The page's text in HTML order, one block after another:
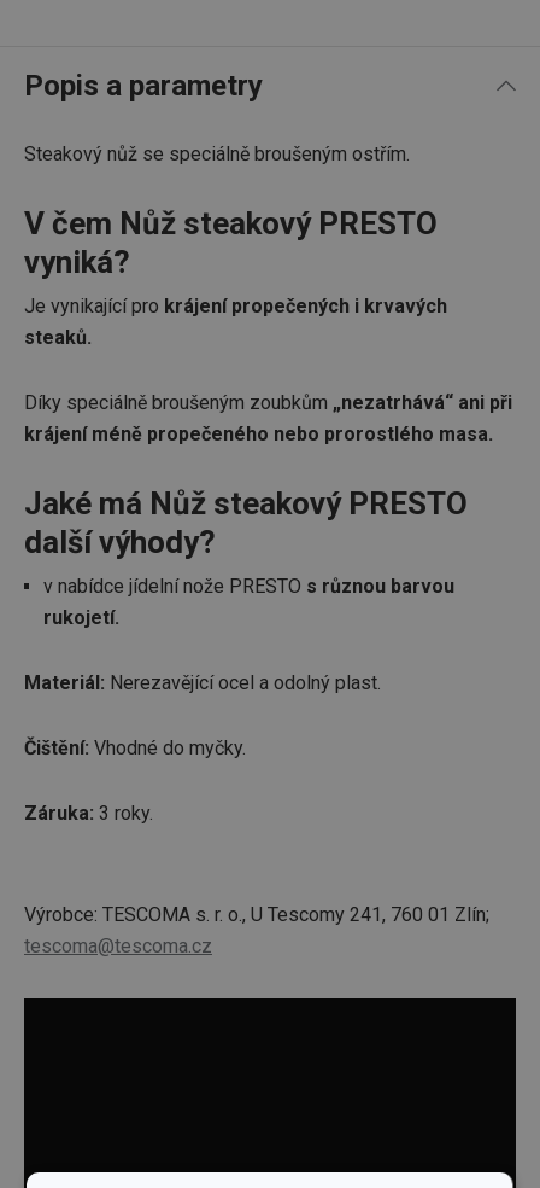
Popis a parametry
Steakový nůž se speciálně broušeným ostřím.
V čem Nůž steakový PRESTO
vyniká?
Je vynikající pro krájení propečených i krvavých
steaků.
Díky speciálně broušeným zoubkům „nezatrhává“ ani při
krájení méně propečeného nebo prorostlého masa.
Jaké má Nůž steakový PRESTO
další výhody?
v nabídce jídelní nože PRESTO s různou barvou
rukojetí.
Materiál: Nerezavějící ocel a odolný plast.
Čištění: Vhodné do myčky.
Záruka: 3 roky.
Výrobce: TESCOMA s. r. o., U Tescomy 241, 760 01 Zlín;
tescoma@tescoma.cz